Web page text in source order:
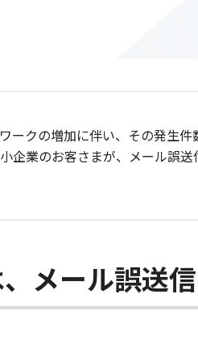
クの増加に伴い、その発生
業のお客さまが、メール誤送
メール誤送信